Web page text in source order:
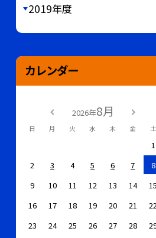
2019年度
カレンダー
2026年8月
日 月 火 水 木 金 土
1
2
3 4 5 6 7
8
9
10 11 12 13 14
15
16
17 18 19 20 21
23
24 25 26 27 28